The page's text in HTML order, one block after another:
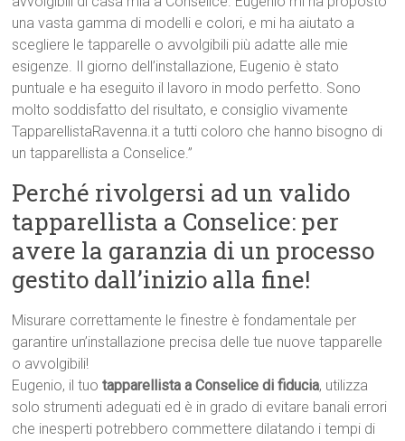
una vasta gamma di modelli e colori, e mi ha aiutato a
scegliere le tapparelle o avvolgibili più adatte alle mie
esigenze. Il giorno dell’installazione, Eugenio è stato
puntuale e ha eseguito il lavoro in modo perfetto. Sono
molto soddisfatto del risultato, e consiglio vivamente
TapparellistaRavenna.it a tutti coloro che hanno bisogno di
un tapparellista a Conselice.”
Perché rivolgersi ad un valido
tapparellista a Conselice: per
avere la garanzia di un processo
gestito dall’inizio alla fine!
Misurare correttamente le finestre è fondamentale per
garantire un’installazione precisa delle tue nuove tapparelle
o avvolgibili!
Eugenio, il tuotapparellista a Conselice di fiducia, utilizza
solo strumenti adeguati ed è in grado di evitare banali errori
che inesperti potrebbero commettere dilatando i tempi di